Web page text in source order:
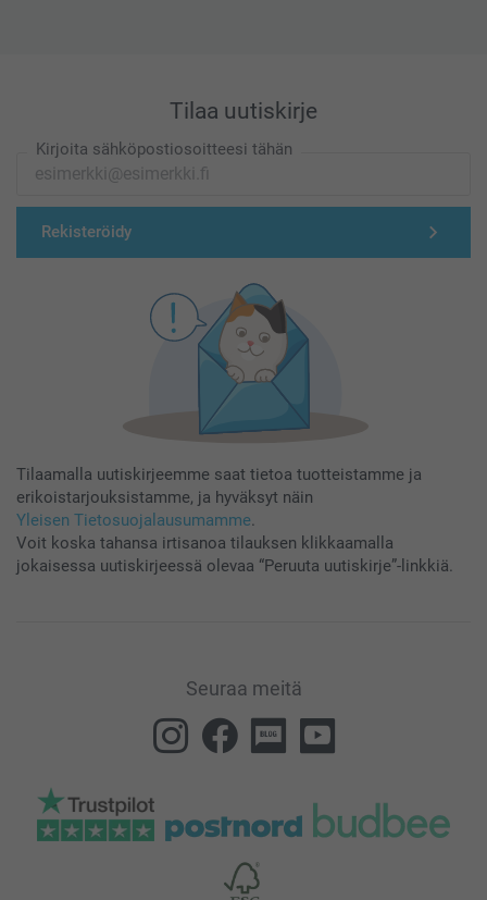
Tilaa uutiskirje
Kirjoita sähköpostiosoitteesi tähän
Rekisteröidy
Tilaamalla uutiskirjeemme saat tietoa tuotteistamme ja
erikoistarjouksistamme, ja hyväksyt näin
Yleisen Tietosuojalausumamme.
Voit koska tahansa irtisanoa tilauksen klikkaamalla
jokaisessa uutiskirjeessä olevaa “Peruuta uutiskirje”-linkkiä.
Seuraa meitä